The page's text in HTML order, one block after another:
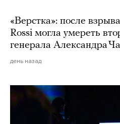
«Верстка»: после
Rossi могла умереть
генерала Александра
день назад